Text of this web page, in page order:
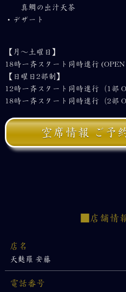
真鯛の出汁天茶
・デザート
【月～土曜日】
18時一斉スタート同時進行
【日曜日2部制】
12時一斉スタート同時進行（1部
18時一斉スタート同時進行（2部
空席情報 ご予
■店舗情
店名
天麩羅 安藤
電話番号